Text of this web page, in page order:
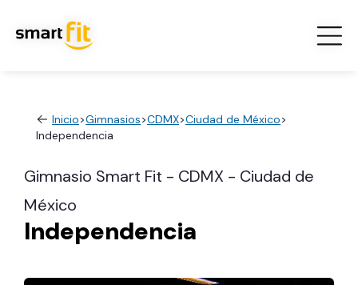
Inicio>Gimnasios>CDMX>Ciudad de México>
Independencia
Gimnasio Smart Fit - CDMX - Ciudad de
México
Independencia